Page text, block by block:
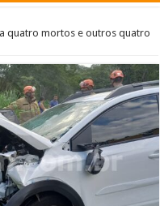
quatro mortos e outros quatro